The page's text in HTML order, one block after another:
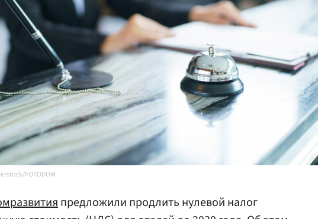
FOTODOM
предложили продлить нулевой налог